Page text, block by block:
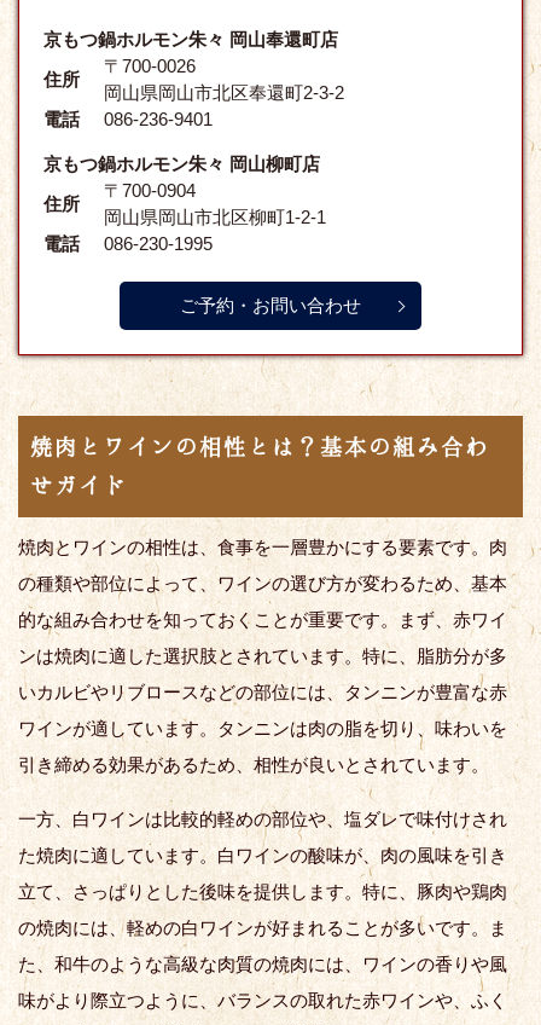
京もつ鍋ホルモン朱々 岡山奉還町店
住所
〒700-0026
岡山県岡山市北区奉還町2-3-2
電話
086-236-9401
京もつ鍋ホルモン朱々 岡山柳町店
住所
〒700-0904
岡山県岡山市北区柳町1-2-1
電話
086-230-1995
ご予約・お問い合わせ
焼肉とワインの相性とは？基本の組み合わ
せガイド
焼肉とワインの相性は、食事を一層豊かにする要素です。肉
の種類や部位によって、ワインの選び方が変わるため、基本
的な組み合わせを知っておくことが重要です。まず、赤ワイ
ンは焼肉に適した選択肢とされています。特に、脂肪分が多
いカルビやリブロースなどの部位には、タンニンが豊富な赤
ワインが適しています。タンニンは肉の脂を切り、味わいを
引き締める効果があるため、相性が良いとされています。
一方、白ワインは比較的軽めの部位や、塩ダレで味付けされ
た焼肉に適しています。白ワインの酸味が、肉の風味を引き
立て、さっぱりとした後味を提供します。特に、豚肉や鶏肉
の焼肉には、軽めの白ワインが好まれることが多いです。ま
た、和牛のような高級な肉質の焼肉には、ワインの香りや風
味がより際立つように、バランスの取れた赤ワインや、ふく